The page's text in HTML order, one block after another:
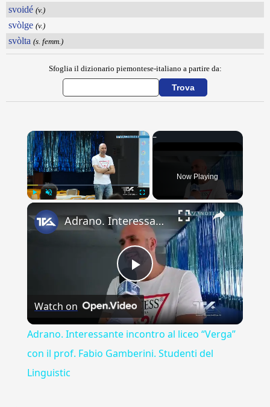
svoidé (v.)
svòlge (v.)
svòlta (s. femm.)
Sfoglia il dizionario piemontese-italiano a partire da:
×
Now Playing
×
Play
Video
Adrano. Interessante incontro al liceo “Verga” con il prof. Fabio Gamberini. Studenti del Linguistic
Watch on
Adrano. Interessante incontro al liceo “Verga”
con il prof. Fabio Gamberini. Studenti del
Linguistic